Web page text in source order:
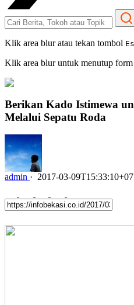
Klik area blur atau tekan tombol
Klik area blur untuk menutup
Berikan Kado Istimewa
Melalui Sepatu Roda
admin · 2017-03-